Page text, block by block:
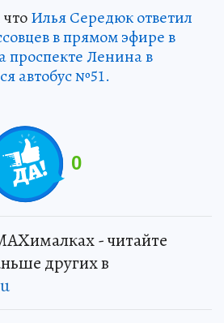
Илья Середюк ответил
в прямом эфире в
проспекте Ленина в
автобус №51.
0
- читайте
других в